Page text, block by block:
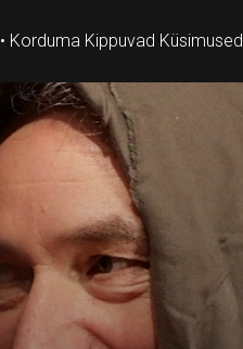
• Korduma Kippuvad Küsimused